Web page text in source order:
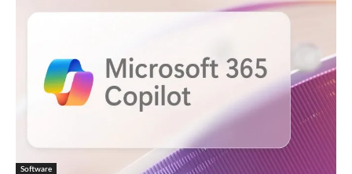
Software